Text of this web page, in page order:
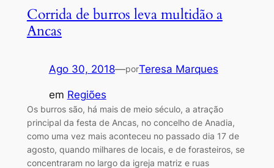
Corrida de burros leva multidão a
Ancas
Ago 30, 2018—porTeresa Marques
em Regiões
Os burros são, há mais de meio século, a atração
principal da festa de Ancas, no concelho de Anadia,
como uma vez mais aconteceu no passado dia 17 de
agosto, quando milhares de locais, e de forasteiros, se
concentraram no largo da igreja matriz e ruas